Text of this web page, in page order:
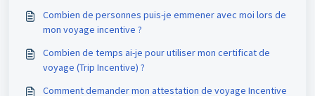
Combien de personnes puis-je emmener avec moi lors de
mon voyage incentive ?
Combien de temps ai-je pour utiliser mon certificat de
voyage (Trip Incentive) ?
Comment demander mon attestation de voyage Incentive